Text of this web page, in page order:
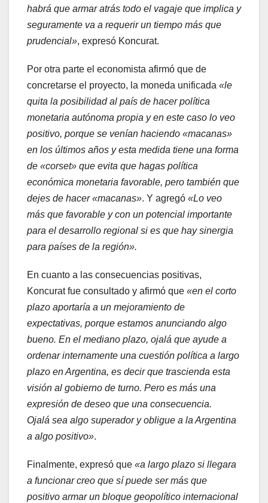
habrá que armar atrás todo el vagaje que implica y
seguramente va a requerir un tiempo más que
prudencial», expresó Koncurat.
Por otra parte el economista afirmó que de
concretarse el proyecto, la moneda unificada «le
quita la posibilidad al país de hacer política
monetaria autónoma propia y en este caso lo veo
positivo, porque se venían haciendo «macanas»
en los últimos años y esta medida tiene una forma
de «corset» que evita que hagas política
económica monetaria favorable, pero también que
dejes de hacer «macanas». Y agregó «Lo veo
más que favorable y con un potencial importante
para el desarrollo regional si es que hay sinergia
para países de la región».
En cuanto a las consecuencias positivas,
Koncurat fue consultado y afirmó que «en el corto
plazo aportaría a un mejoramiento de
expectativas, porque estamos anunciando algo
bueno. En el mediano plazo, ojalá que ayude a
ordenar internamente una cuestión política a largo
plazo en Argentina, es decir que trascienda esta
visión al gobierno de turno. Pero es más una
expresión de deseo que una consecuencia.
Ojalá sea algo superador y obligue a la Argentina
a algo positivo».
Finalmente, expresó que «a largo plazo si llegara
a funcionar creo que sí puede ser más que
positivo armar un bloque geopolítico internacional